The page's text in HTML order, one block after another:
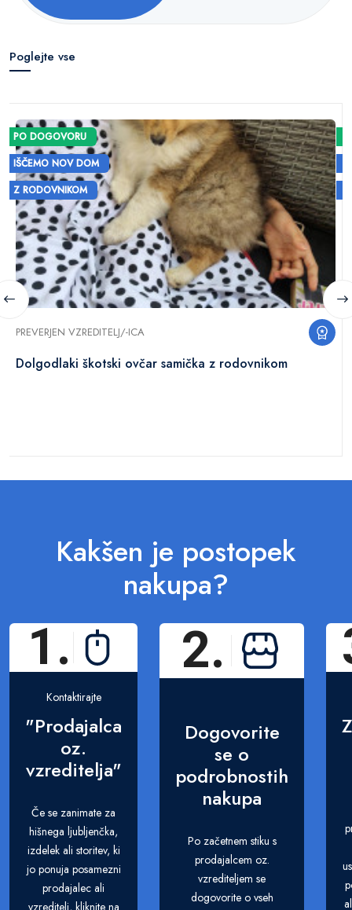
Poglejte vse
PO DOGOVORU
IŠČEMO NOV DOM
Z RODOVNIKOM
PREVERJEN VZREDITELJ/-ICA
Dolgodlaki škotski ovčar samička z rodovnikom
Kakšen je postopek
nakupa?
1.
Kontaktirajte
"Prodajalca
oz.
vzreditelja"
Če se zanimate za
hišnega ljubljenčka,
izdelek ali storitev, ki
jo ponuja posamezni
prodajalec ali
2.
Dogovorite
se o
podrobnostih
nakupa
Po začetnem stiku s
prodajalcem oz.
vzrediteljem se
dogovorite o vseh